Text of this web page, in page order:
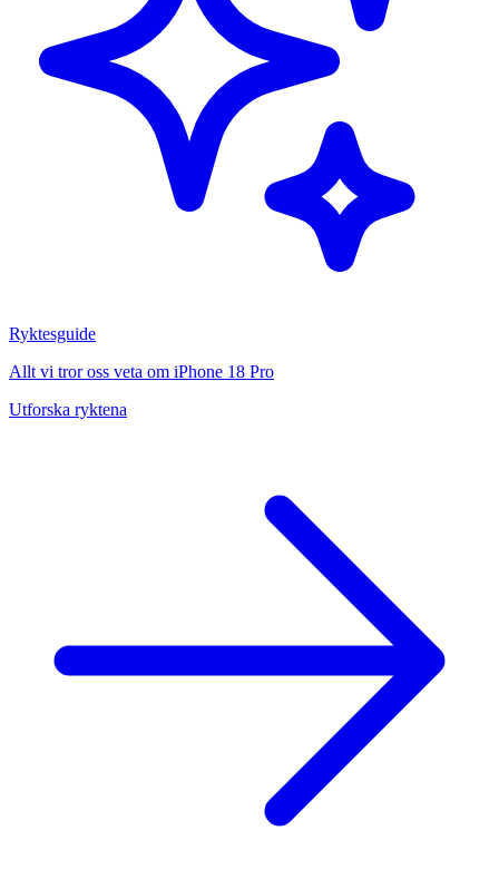
Ryktesguide
Allt vi tror oss veta om iPhone 18 Pro
Utforska ryktena